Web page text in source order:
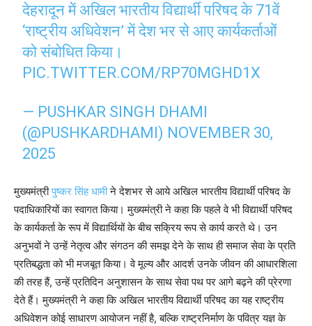
देहरादून में अखिल भारतीय विद्यार्थी परिषद के 71वें
‘राष्ट्रीय अधिवेशन’ में देश भर से आए कार्यकर्ताओं
को संबोधित किया।
PIC.TWITTER.COM/RP70MGHD1X
— PUSHKAR SINGH DHAMI
(@PUSHKARDHAMI) NOVEMBER 30,
2025
मुख्यमंत्रीपुष्कर सिंह धामीने देशभर से आये अखिल भारतीय विद्यार्थी परिषद के
पदाधिकारियों का स्वागत किया। मुख्यमंत्री ने कहा कि पहले वे भी विद्यार्थी परिषद
के कार्यकर्ता के रूप में विद्यार्थियों के बीच सक्रिय रूप से कार्य करते थे। उन
अनुभवों ने उन्हें नेतृत्व और संगठन की समझ देने के साथ ही समाज सेवा के प्रति
प्रतिबद्धता को भी मजबूत किया। वे मूल्य और आदर्श उनके जीवन की आधारशिला
की तरह हैं, उन्हें प्रतिदिन अनुशासन के साथ सेवा पथ पर आगे बढ़ने की प्रेरणा
देते हैं। मुख्यमंत्री ने कहा कि अखिल भारतीय विद्यार्थी परिषद का यह राष्ट्रीय
अधिवेशन कोई साधारण आयोजन नहीं है, बल्कि राष्ट्रनिर्माण के पवित्र यज्ञ के